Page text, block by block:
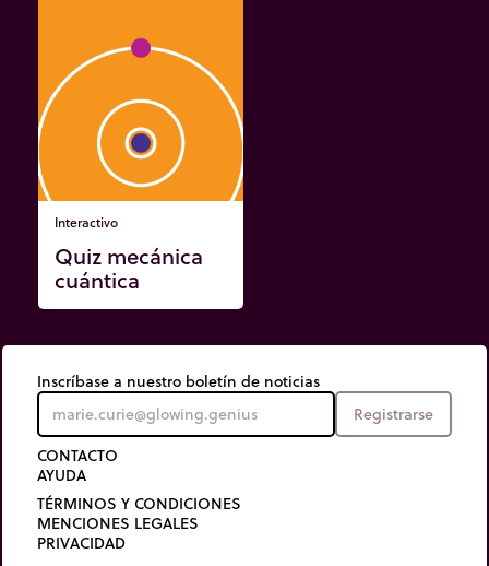
Interactivo
Quiz mecánica
cuántica
Inscríbase a nuestro boletín de noticias
Registrarse
CONTACTO
AYUDA
TÉRMINOS Y CONDICIONES
MENCIONES LEGALES
PRIVACIDAD